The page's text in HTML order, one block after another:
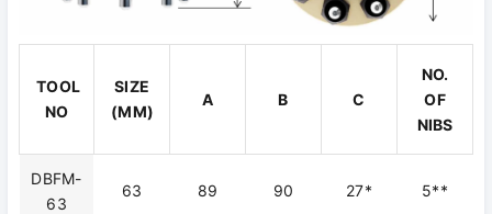
TOOL
NO
SIZE
(MM)
A B C
NO.
OF
NIBS
DBFM-
63
63 89 90 27* 5**